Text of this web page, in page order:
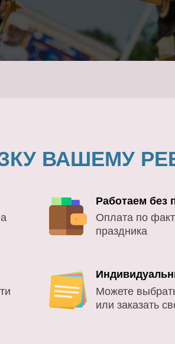
ВАШЕМУ
Работаем без
Оплата по
праздника
Можете
или заказать